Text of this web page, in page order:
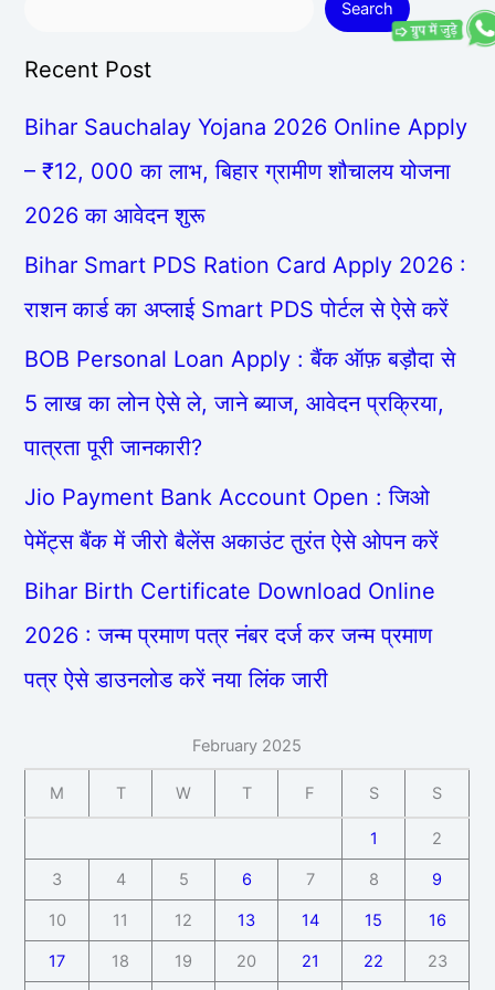
Search
Recent Post
Bihar Sauchalay Yojana 2026 Online Apply
– ₹12, 000 का लाभ, बिहार ग्रामीण शौचालय योजना
2026 का आवेदन शुरू
Bihar Smart PDS Ration Card Apply 2026 :
राशन कार्ड का अप्लाई Smart PDS पोर्टल से ऐसे करें
BOB Personal Loan Apply : बैंक ऑफ़ बड़ौदा से
5 लाख का लोन ऐसे ले, जाने ब्याज, आवेदन प्रक्रिया,
पात्रता पूरी जानकारी?
Jio Payment Bank Account Open : जिओ
पेमेंट्स बैंक में जीरो बैलेंस अकाउंट तुरंत ऐसे ओपन करें
Bihar Birth Certificate Download Online
2026 : जन्म प्रमाण पत्र नंबर दर्ज कर जन्म प्रमाण
पत्र ऐसे डाउनलोड करें नया लिंक जारी
February 2025
M T W T F S S
1 2
3 4 5 6 7 8 9
10 11 12 13 14 15 16
17 18 19 20 21 22 23